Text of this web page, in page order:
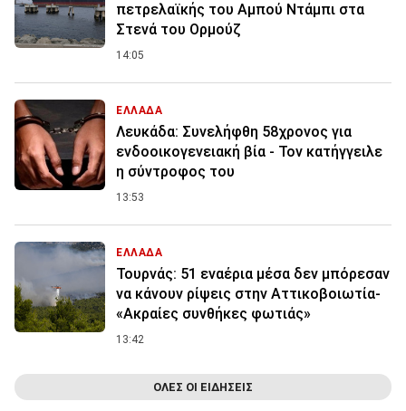
πετρελαϊκής του Αμπού Ντάμπι στα
Στενά του Ορμούζ
14:05
ΕΛΛΑΔΑ
Λευκάδα: Συνελήφθη 58χρονος για
ενδοοικογενειακή βία - Τον κατήγγειλε
η σύντροφος του
13:53
ΕΛΛΑΔΑ
Τουρνάς: 51 εναέρια μέσα δεν μπόρεσαν
να κάνουν ρίψεις στην Αττικοβοιωτία-
«Ακραίες συνθήκες φωτιάς»
13:42
ΟΛΕΣ ΟΙ ΕΙΔΗΣΕΙΣ